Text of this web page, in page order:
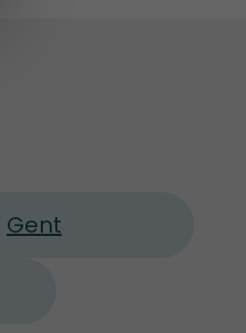
Gent